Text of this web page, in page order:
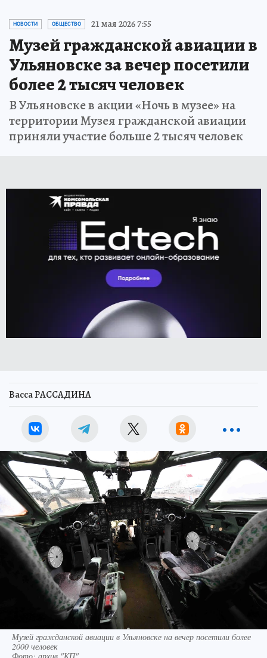
НОВОСТИ ОБЩЕСТВО 21 мая 2026 7:55
Музей гражданской авиации в
Ульяновске за вечер посетили
более 2 тысяч человек
В Ульяновске в акции «Ночь в музее» на
территории Музея гражданской авиации
приняли участие больше 2 тысяч человек
Васса РАССАДИНА
Музей гражданской авиации в Ульяновске на вечер посетили более
2000 человек